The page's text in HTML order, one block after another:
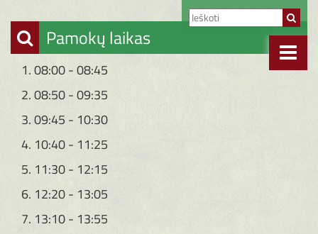
Pamokų laikas
1. 08:00 - 08:45
2. 08:50 - 09:35
3. 09:45 - 10:30
4. 10:40 - 11:25
5. 11:30 - 12:15
6. 12:20 - 13:05
7. 13:10 - 13:55